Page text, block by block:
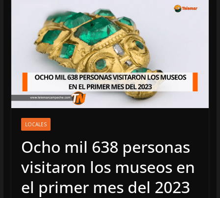
LOCALES
Ocho mil 638 personas
visitaron los museos en
el primer mes del 2023